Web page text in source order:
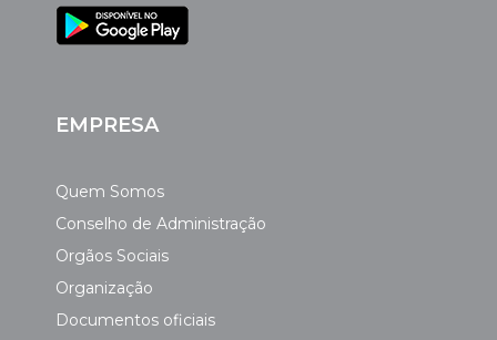
EMPRESA
Quem Somos
Conselho de Administração
Orgãos Sociais
Organização
Documentos oficiais